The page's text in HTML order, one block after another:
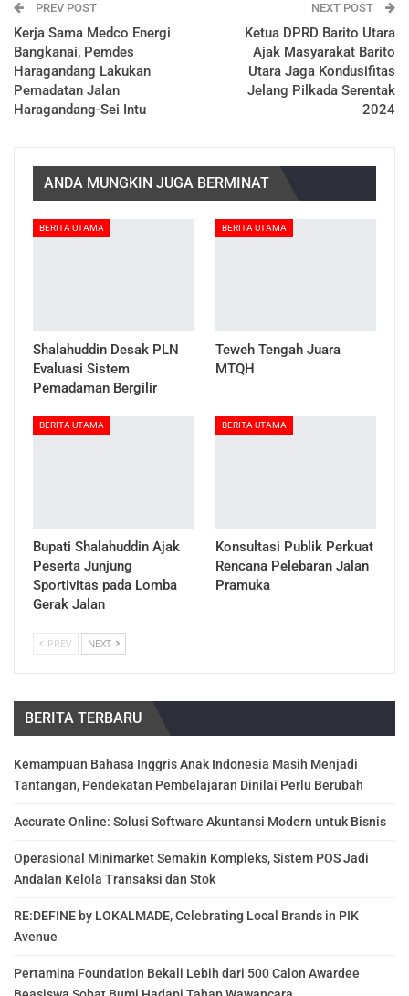
PREV POST
Kerja Sama Medco Energi
Bangkanai, Pemdes
Haragandang Lakukan
Pemadatan Jalan
Haragandang-Sei Intu
NEXT POST
Ketua DPRD Barito Utara
Ajak Masyarakat Barito
Utara Jaga Kondusifitas
Jelang Pilkada Serentak
2024
ANDA MUNGKIN JUGA BERMINAT
BERITA UTAMA
Shalahuddin Desak PLN
Evaluasi Sistem
Pemadaman Bergilir
BERITA UTAMA
Teweh Tengah Juara
MTQH
BERITA UTAMA
Bupati Shalahuddin Ajak
Peserta Junjung
Sportivitas pada Lomba
Gerak Jalan
BERITA UTAMA
Konsultasi Publik Perkuat
Rencana Pelebaran Jalan
Pramuka
PREV NEXT
BERITA TERBARU
Kemampuan Bahasa Inggris Anak Indonesia Masih Menjadi
Tantangan, Pendekatan Pembelajaran Dinilai Perlu Berubah
Accurate Online: Solusi Software Akuntansi Modern untuk Bisnis
Operasional Minimarket Semakin Kompleks, Sistem POS Jadi
Andalan Kelola Transaksi dan Stok
RE:DEFINE by LOKALMADE, Celebrating Local Brands in PIK
Avenue
Pertamina Foundation Bekali Lebih dari 500 Calon Awardee